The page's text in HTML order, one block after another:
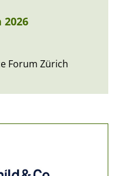
Forum Zürich